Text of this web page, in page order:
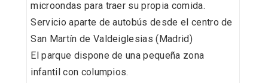
microondas para traer su propia comida.
Servicio aparte de autobús desde el centro de
San Martín de Valdeiglesias (Madrid)
El parque dispone de una pequeña zona
infantil con columpios.
Sepúlveda estas Navidades